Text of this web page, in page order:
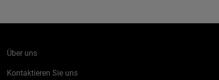
Über uns
Kontaktieren Sie uns